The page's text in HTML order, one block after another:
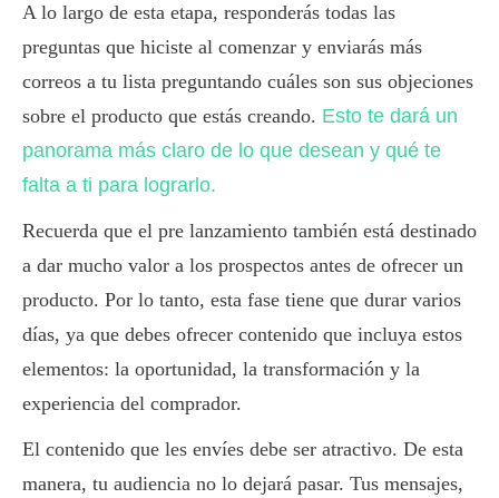
A lo largo de esta etapa, responderás todas las
preguntas que hiciste al comenzar y enviarás más
correos a tu lista preguntando cuáles son sus objeciones
sobre el producto que estás creando. Esto te dará un
panorama más claro de lo que desean y qué te
falta a ti para lograrlo.
Recuerda que el pre lanzamiento también está destinado
a dar mucho valor a los prospectos antes de ofrecer un
producto. Por lo tanto, esta fase tiene que durar varios
días, ya que debes ofrecer contenido que incluya estos
elementos: la oportunidad, la transformación y la
experiencia del comprador.
El contenido que les envíes debe ser atractivo. De esta
manera, tu audiencia no lo dejará pasar. Tus mensajes,